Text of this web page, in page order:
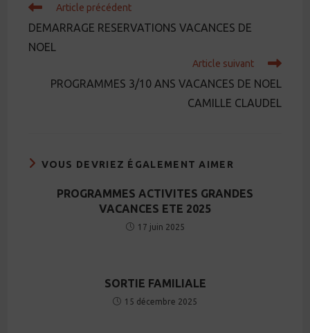
Read
articles
Article précédent
DEMARRAGE RESERVATIONS VACANCES DE
NOEL
Article suivant
PROGRAMMES 3/10 ANS VACANCES DE NOEL
CAMILLE CLAUDEL
VOUS DEVRIEZ ÉGALEMENT AIMER
PROGRAMMES ACTIVITES GRANDES
VACANCES ETE 2025
17 juin 2025
SORTIE FAMILIALE
15 décembre 2025